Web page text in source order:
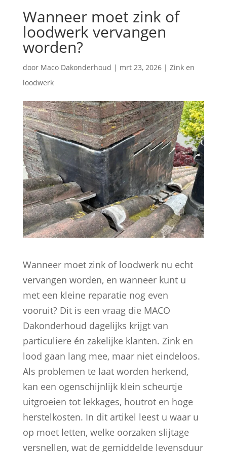
Wanneer moet zink of
loodwerk vervangen
worden?
door Maco Dakonderhoud | mrt 23, 2026| Zink en
loodwerk
Wanneer moet zink of loodwerk nu echt
vervangen worden, en wanneer kunt u
met een kleine reparatie nog even
vooruit? Dit is een vraag die MACO
Dakonderhoud dagelijks krijgt van
particuliere én zakelijke klanten. Zink en
lood gaan lang mee, maar niet eindeloos.
Als problemen te laat worden herkend,
kan een ogenschijnlijk klein scheurtje
uitgroeien tot lekkages, houtrot en hoge
herstelkosten. In dit artikel leest u waar u
op moet letten, welke oorzaken slijtage
versnellen, wat de gemiddelde levensduur